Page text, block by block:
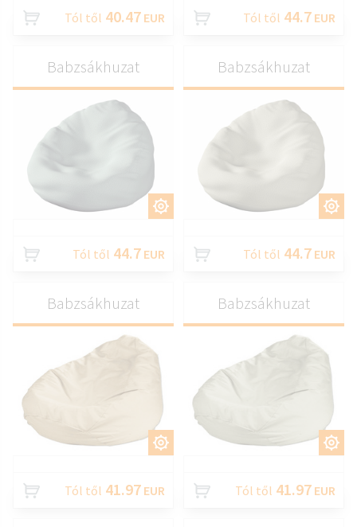
Tól től 40.47 EUR Tól től 44.7 EUR
TESTRESZAB
Babzsákhuzat
Tól től 44.7 EUR
TESTRESZAB
Babzsákhuzat
Tól től 44.7 EUR
TESTRESZAB
Babzsákhuzat
Tól től 41.97 EUR
TESTRESZAB
Babzsákhuzat
Tól től 41.97 EUR